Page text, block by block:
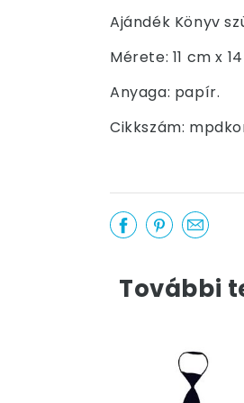
Ajándék Könyv
Mérete: 11 cm x
Anyaga: papír.
Cikkszám:
További